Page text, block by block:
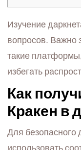
Изучение
вопросов. Важно
такие
избегать
Как
Кракен в
Для безопасного
использовать